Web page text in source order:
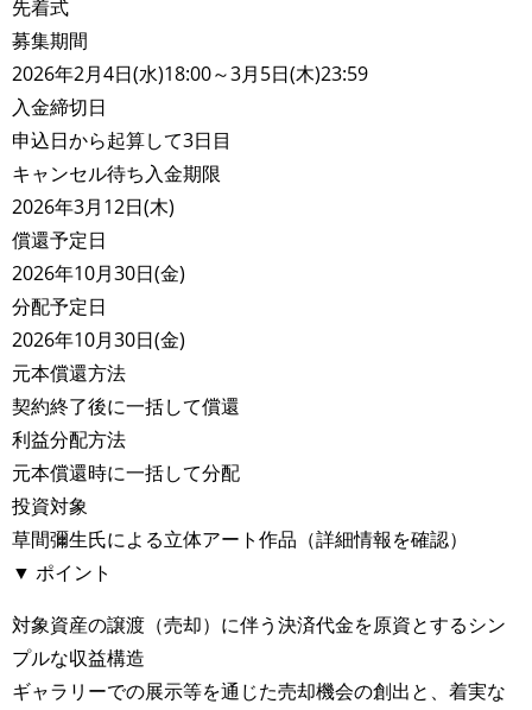
先着式
募集期間
2026年2月4日(水)18:00～3月5日(木)23:59
入金締切日
申込日から起算して3日目
キャンセル待ち入金期限
2026年3月12日(木)
償還予定日
2026年10月30日(金)
分配予定日
2026年10月30日(金)
元本償還方法
契約終了後に一括して償還
利益分配方法
元本償還時に一括して分配
投資対象
草間彌生氏による立体アート作品（詳細情報を確認）
▼ ポイント
対象資産の譲渡（売却）に伴う決済代金を原資とするシン
プルな収益構造
ギャラリーでの展示等を通じた売却機会の創出と、着実な